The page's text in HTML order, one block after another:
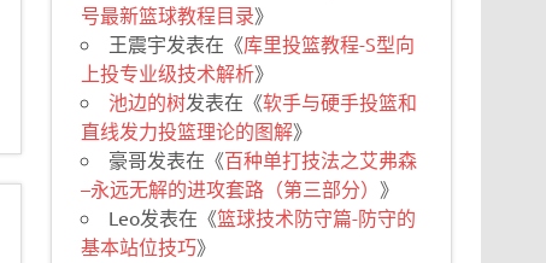
号最新篮球教程目录》
王震宇发表在《库里投篮教程-S型向
上投专业级技术解析》
池边的树发表在《软手与硬手投篮和
直线发力投篮理论的图解》
豪哥发表在《百种单打技法之艾弗森
–永远无解的进攻套路（第三部分）》
Leo发表在《篮球技术防守篇-防守的
基本站位技巧》